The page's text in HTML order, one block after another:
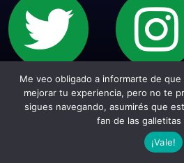
Sitio web creado con
empepiderechos
Me veo obligado a informarte de
mejorar tu experiencia, pero no te
sigues navegando, asumirés que
fan de las galletitas
¡Vale!